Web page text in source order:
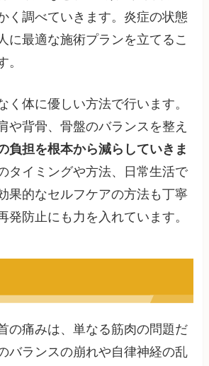
く調べていきます。炎症の状態
に最適な施術プランを立てるこ
。
く体に優しい方法で行います。
や背骨、骨盤のバランスを整え
負担を根本から減らしていきま
タイミングや方法、日常生活で
果的なセルフケアの方法も丁寧
発防止にも力を入れています。
の痛みは、単なる筋肉の問題だ
バランスの崩れや自律神経の乱